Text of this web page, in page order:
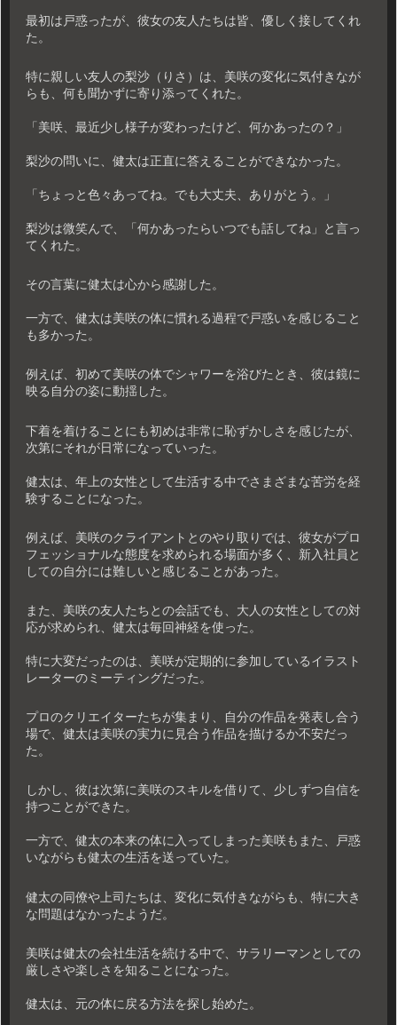
最初は戸惑ったが、彼女の友人たちは皆、優しく接してくれ
た。
特に親しい友人の梨沙（りさ）は、美咲の変化に気付きなが
らも、何も聞かずに寄り添ってくれた。
「美咲、最近少し様子が変わったけど、何かあったの？」
梨沙の問いに、健太は正直に答えることができなかった。
「ちょっと色々あってね。でも大丈夫、ありがとう。」
梨沙は微笑んで、「何かあったらいつでも話してね」と言っ
てくれた。
その言葉に健太は心から感謝した。
一方で、健太は美咲の体に慣れる過程で戸惑いを感じること
も多かった。
例えば、初めて美咲の体でシャワーを浴びたとき、彼は鏡に
映る自分の姿に動揺した。
下着を着けることにも初めは非常に恥ずかしさを感じたが、
次第にそれが日常になっていった。
健太は、年上の女性として生活する中でさまざまな苦労を経
験することになった。
例えば、美咲のクライアントとのやり取りでは、彼女がプロ
フェッショナルな態度を求められる場面が多く、新入社員と
しての自分には難しいと感じることがあった。
また、美咲の友人たちとの会話でも、大人の女性としての対
応が求められ、健太は毎回神経を使った。
特に大変だったのは、美咲が定期的に参加しているイラスト
レーターのミーティングだった。
プロのクリエイターたちが集まり、自分の作品を発表し合う
場で、健太は美咲の実力に見合う作品を描けるか不安だっ
た。
しかし、彼は次第に美咲のスキルを借りて、少しずつ自信を
持つことができた。
一方で、健太の本来の体に入ってしまった美咲もまた、戸惑
いながらも健太の生活を送っていた。
健太の同僚や上司たちは、変化に気付きながらも、特に大き
な問題はなかったようだ。
美咲は健太の会社生活を続ける中で、サラリーマンとしての
厳しさや楽しさを知ることになった。
健太は、元の体に戻る方法を探し始めた。